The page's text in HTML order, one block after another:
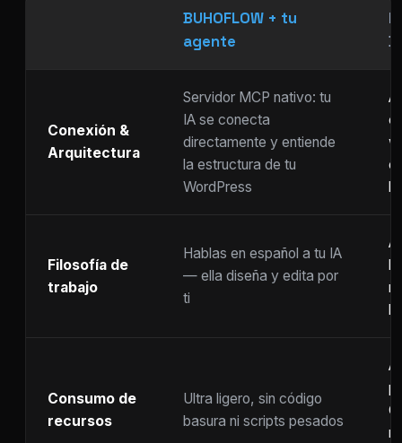
BUHOFLOW + tu
agente
Conexión &
Arquitectura
Servidor MCP nativo: tu
IA se conecta
directamente y entiende
la estructura de tu
WordPress
Filosofía de
trabajo
Hablas en español a tu IA
— ella diseña y edita por
ti
Consumo de
recursos
Ultra ligero, sin código
basura ni scripts pesados